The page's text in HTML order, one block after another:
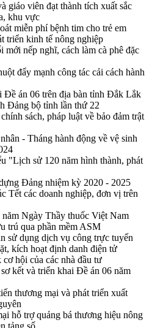
giáo viên đạt thành tích xuất sắc
khu vực
miễn phí bệnh tim cho trẻ em
triển kinh tế nông nghiệp
nếp nghĩ, cách làm cà phê đặc
đẩy mạnh công tác cải cách hành
Đề án 06 trên địa bàn tỉnh Đắk Lắk
Đảng bộ tỉnh lần thứ 22
sách, pháp luật về bảo đảm trật
- Tháng hành động về vệ sinh
"Lịch sử 120 năm hình thành, phát
Đảng nhiệm kỳ 2020 - 2025
Tết các doanh nghiệp, đơn vị trên
Ngày Thầy thuốc Việt Nam
trú qua phần mềm ASM
sử dụng dịch vụ công trực tuyến
kích hoạt định danh điện tử
hội của các nhà đầu tư
kết và triển khai Đề án 06 năm
thương mại và phát triển xuất
hỗ trợ quảng bá thương hiệu nông